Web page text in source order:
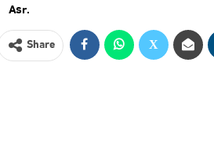
Asr.
Share